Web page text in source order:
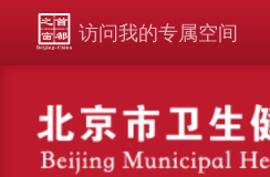
访问我的专属空间